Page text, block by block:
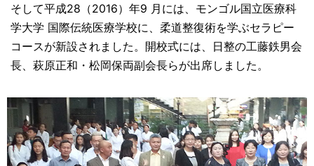
そして平成28（2016）年9 月には、モンゴル国立医療科
学大学 国際伝統医療学校に、柔道整復術を学ぶセラピー
コースが新設されました。開校式には、日整の工藤鉄男会
長、萩原正和・松岡保両副会長らが出席しました。